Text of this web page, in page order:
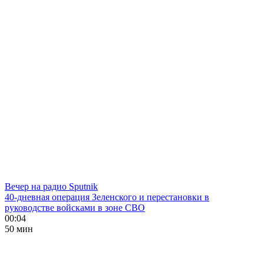
Вечер на радио Sputnik
40-дневная операция Зеленского и перестановки в
руководстве войсками в зоне СВО
00:04
50 мин